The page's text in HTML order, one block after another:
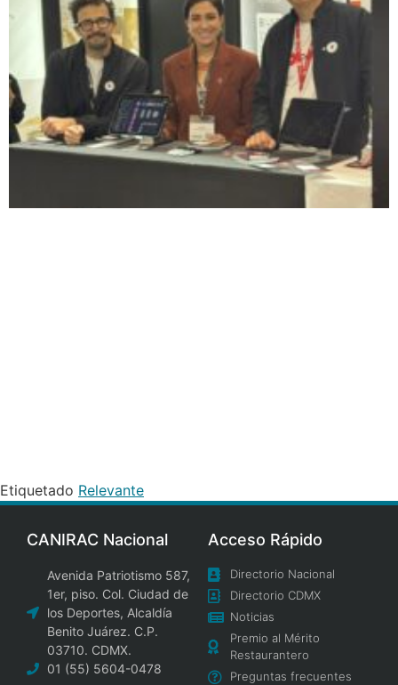
Etiquetado Relevante
CANIRAC Nacional
Avenida Patriotismo 587,
1er, piso. Col. Ciudad de
los Deportes, Alcaldía
Benito Juárez. C.P.
03710. CDMX.
01 (55) 5604-0478
Acceso Rápido
Directorio Nacional
Directorio CDMX
Noticias
Premio al Mérito
Restaurantero
Preguntas frecuentes